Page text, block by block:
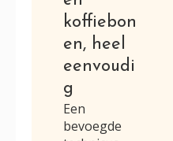
koffiebon
en, heel
eenvoudi
g
Een
bevoegde